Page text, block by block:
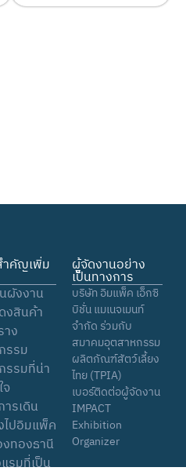
คัญเพิ่ม
ผังงาน
งสินค้า
าง
รรม
รรมที่น่า
รเดิน
ไปอิมแพ็ค
งทองธานี
รมที่เป็น
ผู้จัดงานอย่าง
เป็นทางการ
บริษัท อิมแพ็ค เอ็กซิ
บิชั่น แมเนจเมนท์
จำกัด ร่วมกับ
สมาคมอุตสาหกรรม
ผลิตภัณฑ์สัตว์เลี้ยง
ไทย (TPIA)
เบอร์ติดต่อผู้จัดงาน
IMPACT
Exhibition
Organizer